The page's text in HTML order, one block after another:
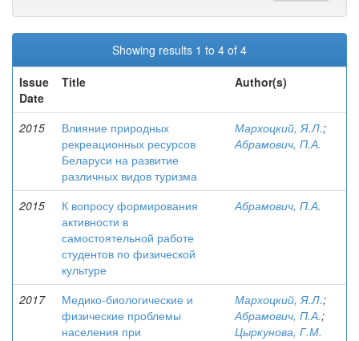
Showing results 1 to 4 of 4
Issue
Date
Title Author(s)
2015
Влияние природных
рекреационных ресурсов
Беларуси на развитие
различных видов туризма
Мархоцкий, Я.Л.;
Абрамович, П.А.
2015
К вопросу формирования
активности в
самостоятельной работе
студентов по физической
культуре
Абрамович, П.А.
2017
Медико-биологические и
физические проблемы
населения при
Мархоцкий, Я.Л.;
Абрамович, П.А.;
Цыркунова, Г.М.